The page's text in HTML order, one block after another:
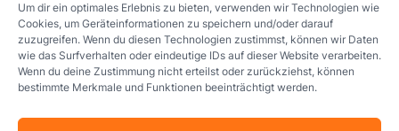
Um dir ein optimales Erlebnis zu bieten, verwenden wir Technologien wie
Cookies, um Geräteinformationen zu speichern und/oder darauf
zuzugreifen. Wenn du diesen Technologien zustimmst, können wir Daten
wie das Surfverhalten oder eindeutige IDs auf dieser Website verarbeiten.
Wenn du deine Zustimmung nicht erteilst oder zurückziehst, können
bestimmte Merkmale und Funktionen beeinträchtigt werden.